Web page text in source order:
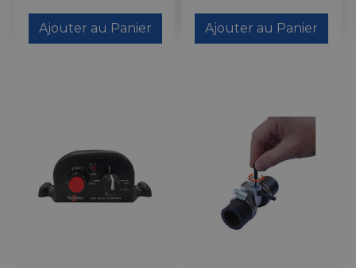
Ajouter au Panier Ajouter au Panier